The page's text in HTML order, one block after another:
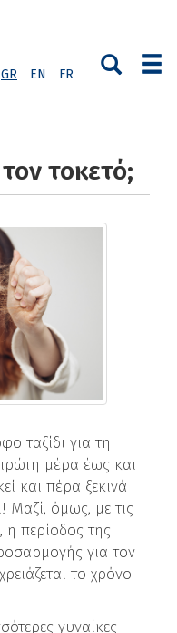
GR EN FR
τοκετό;
ταξίδι για τη
μέρα έως και
και πέρα ξεκινά
Μαζί, όμως, με τις
η περίοδος της
για τον
το χρόνο
γυναίκες